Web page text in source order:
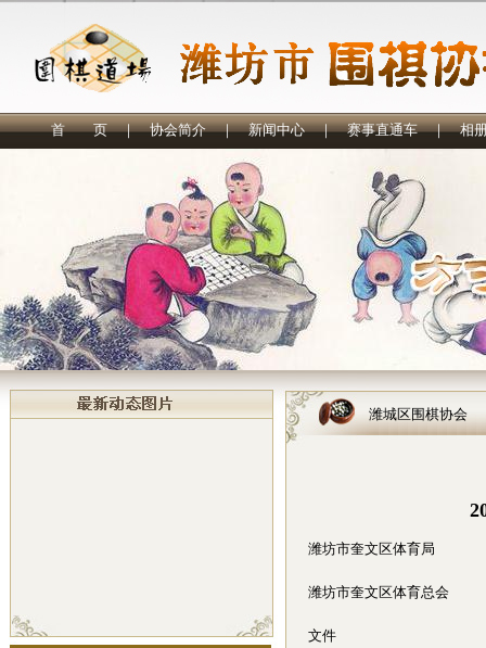
首 页｜协会简介｜新闻中心｜赛事直通车｜相
潍城区围棋协会
潍坊市奎文区体育局
潍坊市奎文区体育总会
文件